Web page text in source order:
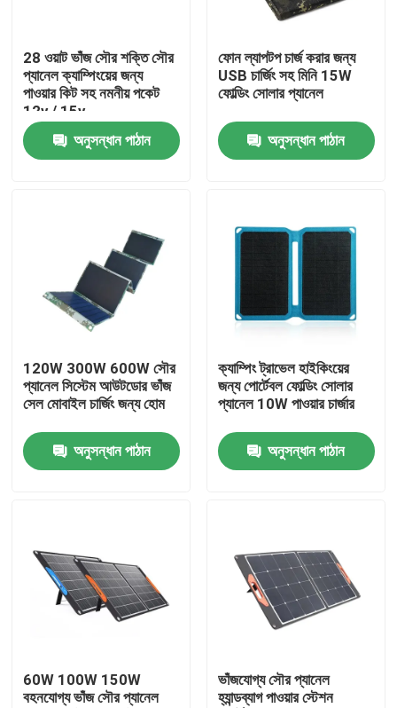
আমাদের সম্পর্কে
কারখানা ভ্রমণ
আমাদের সাথে যোগাযোগ করুন
সোলার জেনারেটর স্টেশন
সোলার প্যানেল জেনারেটর
28 ওয়াট ভাঁজ সৌর শক্তি সৌর
প্যানেল ক্যাম্পিংয়ের জন্য
পাওয়ার কিট সহ নমনীয় পকেট
12v / 15v
অনুসন্ধান পাঠান
ফোন ল্যাপটপ চার্জ করার জন্য
USB চার্জিং সহ মিনি 15W
ফোল্ডিং সোলার প্যানেল
অনুসন্ধান পাঠান
120W 300W 600W সৌর
প্যানেল সিস্টেম আউটডোর ভাঁজ
সেল মোবাইল চার্জিং জন্য হোম
অনুসন্ধান পাঠান
ক্যাম্পিং ট্রাভেল হাইকিংয়ের
জন্য পোর্টেবল ফোল্ডিং সোলার
প্যানেল 10W পাওয়ার চার্জার
অনুসন্ধান পাঠান
60W 100W 150W
বহনযোগ্য ভাঁজ সৌর প্যানেল
ভাঁজযোগ্য সৌর প্যানেল
হ্যান্ডব্যাগ পাওয়ার স্টেশন